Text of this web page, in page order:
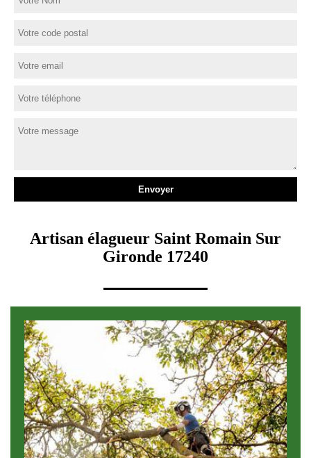
Artisan élagueur Saint Romain Sur
Gironde 17240